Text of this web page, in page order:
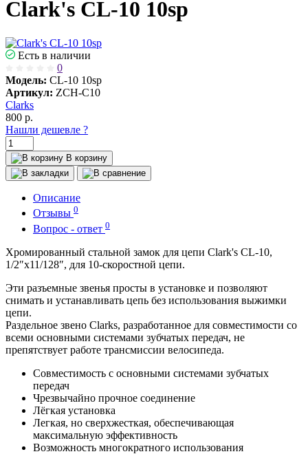
Clark's CL-10 10sp
Есть в наличии
0
Модель: CL-10 10sp
Артикул: ZCH-C10
Clarks
800 р.
Нашли дешевле ?
В корзину
Описание
Отзывы 0
Вопрос - ответ 0
Хромированный стальной замок для цепи Clark's CL-10,
1/2″x11/128″, для 10-скоростной цепи.
Эти разъемные звенья просты в установке и позволяют
снимать и устанавливать цепь без использования выжимки
цепи.
Раздельное звено Clarks, разработанное для совместимости со
всеми основными системами зубчатых передач, не
препятствует работе трансмиссии велосипеда.
Совместимость с основными системами зубчатых
передач
Чрезвычайно прочное соединение
Лёгкая установка
Легкая, но сверхжесткая, обеспечивающая
максимальную эффективность
Возможность многократного использования